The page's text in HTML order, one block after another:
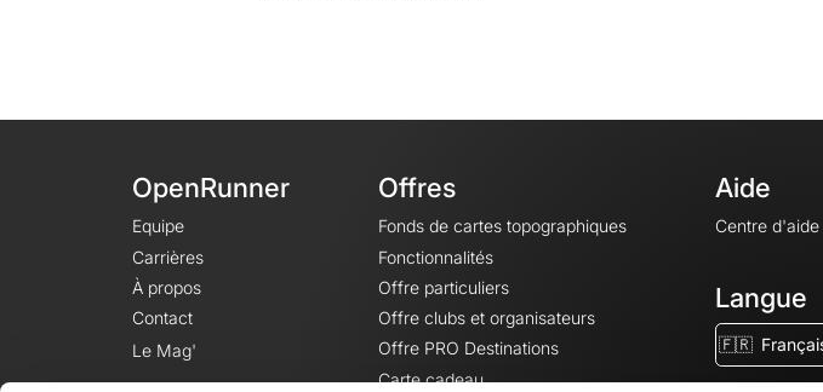
OpenRunner
Equipe
Carrières
À propos
Contact
Le Mag'
Offres
Fonds de cartes topographiques
Fonctionnalités
Offre particuliers
Offre clubs et organisateurs
Offre PRO Destinations
Carte cadeau
Aide
Centre d'aide
Langue
🇫🇷